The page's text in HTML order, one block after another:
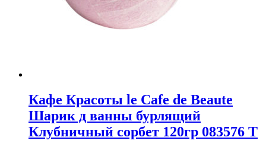
Кафе Красоты le Cafe de Beaute
Шарик д ванны бурлящий
Клубничный сорбет 120гр 083576 Т